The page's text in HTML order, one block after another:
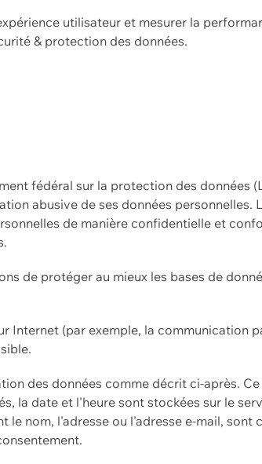
utilisateur et mesurer la
& protection des données.
fédéral sur la protection des données
abusive de ses données
de manière confidentielle et
de protéger au mieux les bases de
(par exemple, la communication
des données comme décrit ci-après.
la date et l'heure sont stockées sur le
nom, l'adresse ou l'adresse e-mail, sont